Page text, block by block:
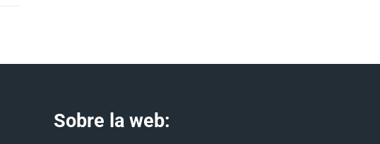
Sobre la web: